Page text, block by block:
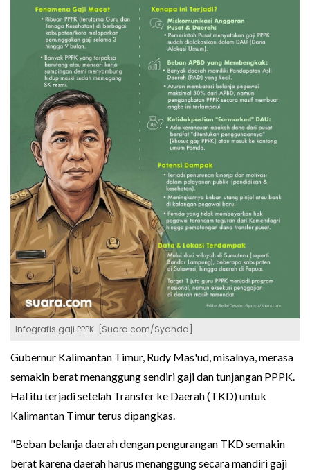
Infografis gaji PPPK. [Suara.com/Syahda]
Gubernur Kalimantan Timur, Rudy Mas'ud, misalnya, merasa
semakin berat menanggung sendiri gaji dan tunjangan PPPK.
Hal itu terjadi setelah Transfer ke Daerah (TKD) untuk
Kalimantan Timur terus dipangkas.
"Beban belanja daerah dengan pengurangan TKD semakin
berat karena daerah harus menanggung secara mandiri gaji